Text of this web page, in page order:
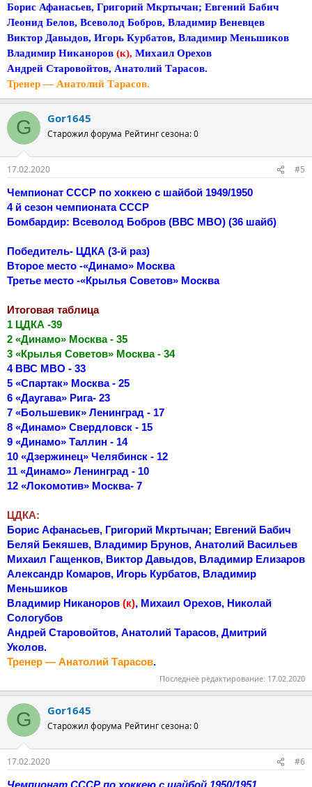
Борис Афанасьев, Григорий Мкртычан; Евгений Бабич
Леонид Белов, Всеволод Бобров, Владимир Веневцев
Виктор Давыдов, Игорь Курбатов, Владимир Меньшиков
Владимир Никаноров (к), Михаил Орехов
Андрей Старовойтов, Анатолий Тарасов.
Тренер — Анатолий Тарасов.
G Gor1645
Старожил форума Рейтинг сезона: 0
17.02.2020
#5
Чемпионат СССР по хоккею с шайбой 1949/1950
4 й сезон чемпионата СССР
Бомбардир: Всеволод Бобров (ВВС МВО) (36 шайб)
Победитель- ЦДКА (3-й раз)
Второе место -«Динамо» Москва
Третье место -«Крылья Советов» Москва
Итоговая таблица
1 ЦДКА -39
2 «Динамо» Москва - 35
3 «Крылья Советов» Москва - 34
4 ВВС МВО - 33
5 «Спартак» Москва - 25
6 «Даугава» Рига- 23
7 «Большевик» Ленинград - 17
8 «Динамо» Свердловск - 15
9 «Динамо» Таллин - 14
10 «Дзержинец» Челябинск - 12
11 «Динамо» Ленинград - 10
12 «Локомотив» Москва- 7
ЦДКА:
Борис Афанасьев, Григорий Мкртычан; Евгений Бабич
Беляй Бекяшев, Владимир Брунов, Анатолий Васильев
Михаил Гащенков, Виктор Давыдов, Владимир Елизаров
Александр Комаров, Игорь Курбатов, Владимир
Меньшиков
Владимир Никаноров (к), Михаил Орехов, Николай
Сологубов
Андрей Старовойтов, Анатолий Тарасов, Дмитрий
Уколов.
Тренер — Анатолий Тарасов.
Последнее редактирование: 17.02.2020
G Gor1645
Старожил форума Рейтинг сезона: 0
17.02.2020
#6
Чемпионат СССР по хоккею с шайбой 1950/1951